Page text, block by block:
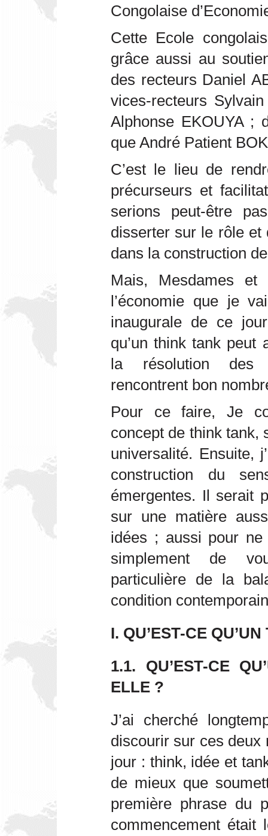
Congolaise
Cette Ecole
grâce aussi au
des recteurs Daniel
vices-recteurs
Alphonse EKOUYA ;
que André Patient
C’est le lieu de
précurseurs et
serions peut-être
disserter sur le rôle et
dans la construction
Mais, Mesdames et
l’économie que je
inaugurale de ce
qu’un think tank peut
la résolution des
rencontrent bon
Pour ce faire, Je
concept de think tank,
universalité. Ensuite,
construction du
émergentes. Il serait
sur une matière
idées ; aussi pour ne
simplement de
particulière de la
condition
I. QU’EST-CE
1.1. QU’EST-CE
ELLE ?
J’ai cherché
discourir sur ces deux
jour : think, idée et
de mieux que
première phrase du
commencement était